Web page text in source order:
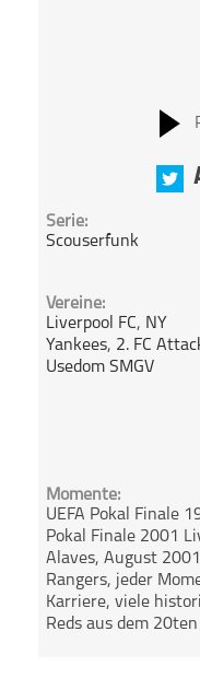
Serie:
Scouserfunk
Vereine:
Liverpool FC, NY
Yankees, 2. FC
Usedom SMGV
Momente:
UEFA Pokal Finale
Pokal Finale 2001
Alaves, August
Rangers, jeder
Karriere, viele
Reds aus dem